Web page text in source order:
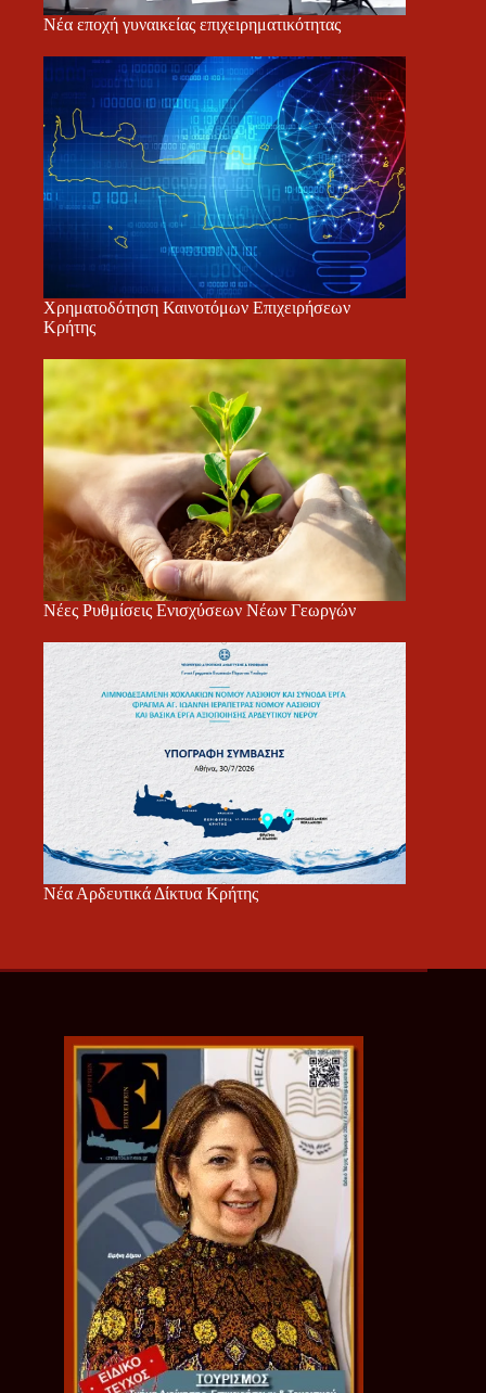
Νέα εποχή γυναικείας επιχειρηματικότητας
Χρηματοδότηση Καινοτόμων Επιχειρήσεων
Κρήτης
Νέες Ρυθμίσεις Ενισχύσεων Νέων Γεωργών
Νέα Αρδευτικά Δίκτυα Κρήτης